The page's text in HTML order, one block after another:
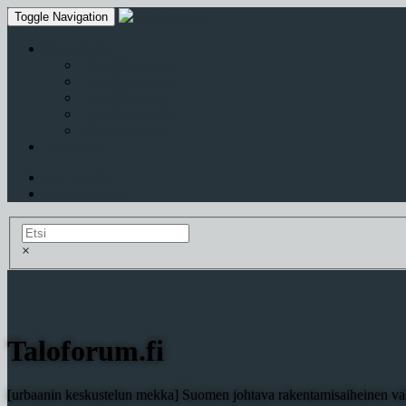
Toggle Navigation
×
Taloforum.fi
[urbaanin keskustelun mekka] Suomen johtava rakentamisaiheinen